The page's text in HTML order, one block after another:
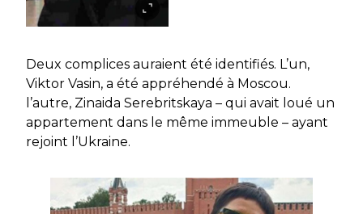
Deux complices auraient été identifiés. L’un,
Viktor Vasin, a été appréhendé à Moscou.
l’autre, Zinaida Serebritskaya – qui avait loué un
appartement dans le même immeuble – ayant
rejoint l’Ukraine.